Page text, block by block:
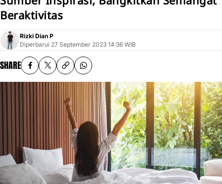
Beraktivitas
Rizki Dian P
Diperbarui 27 September 2023 14:36 WIB
SHARE